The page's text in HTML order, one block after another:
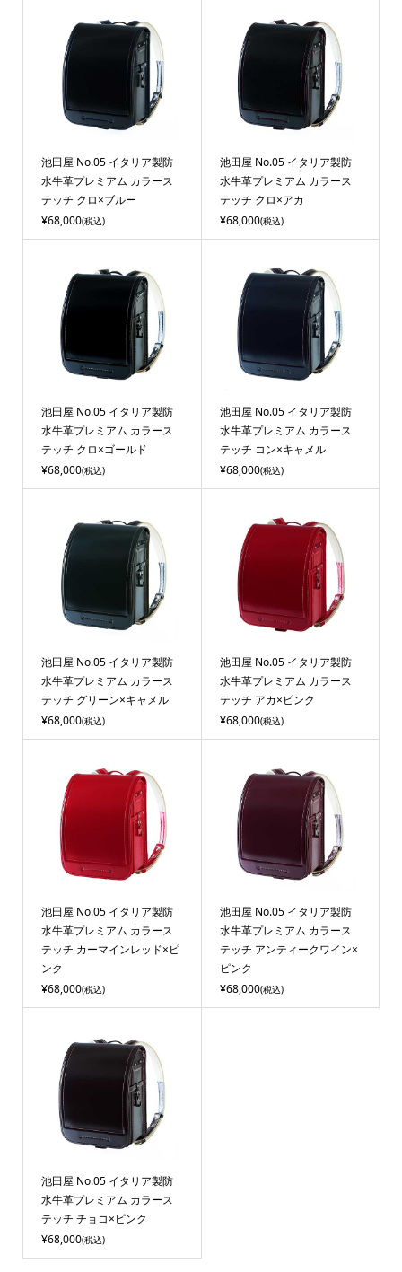
池田屋 No.05 イタリア製防
水牛革プレミアム カラース
テッチ クロ×ブルー
¥68,000(税込)
池田屋 No.05 イタリア製防
水牛革プレミアム カラース
テッチ クロ×アカ
¥68,000(税込)
池田屋 No.05 イタリア製防
水牛革プレミアム カラース
テッチ クロ×ゴールド
¥68,000(税込)
池田屋 No.05 イタリア製防
水牛革プレミアム カラース
テッチ コン×キャメル
¥68,000(税込)
池田屋 No.05 イタリア製防
水牛革プレミアム カラース
テッチ グリーン×キャメル
¥68,000(税込)
池田屋 No.05 イタリア製防
水牛革プレミアム カラース
テッチ アカ×ピンク
¥68,000(税込)
池田屋 No.05 イタリア製防
水牛革プレミアム カラース
テッチ カーマインレッド×ピ
ンク
¥68,000(税込)
池田屋 No.05 イタリア製防
水牛革プレミアム カラース
テッチ アンティークワイン×
ピンク
¥68,000(税込)
池田屋 No.05 イタリア製防
水牛革プレミアム カラース
テッチ チョコ×ピンク
¥68,000(税込)